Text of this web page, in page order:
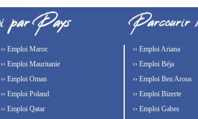
›› Emploi Maroc
›› Emploi Mauritanie
›› Emploi Oman
›› Emploi Poland
›› Emploi Qatar
›› Emploi Ariana
›› Emploi Béja
›› Emploi Ben Arous
›› Emploi Bizerte
›› Emploi Gabes